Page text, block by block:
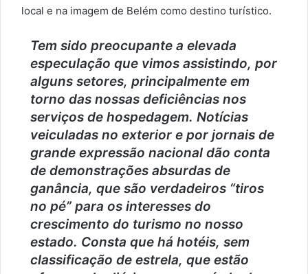
local e na imagem de Belém como destino turístico.
Tem sido preocupante a elevada
especulação que vimos assistindo, por
alguns setores, principalmente em
torno das nossas deficiências nos
serviços de hospedagem. Notícias
veiculadas no exterior e por jornais de
grande expressão nacional dão conta
de demonstrações absurdas de
ganância, que são verdadeiros “tiros
no pé” para os interesses do
crescimento do turismo no nosso
estado. Consta que há hotéis, sem
classificação de estrela, que estão